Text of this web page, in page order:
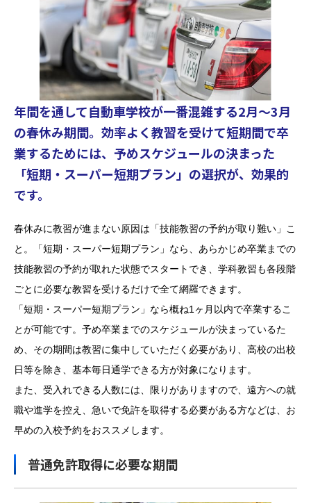
年間を通して自動車学校が一番混雑する2月〜3月
の春休み期間。効率よく教習を受けて短期間で卒
業するためには、予めスケジュールの決まった
「短期・スーパー短期プラン」の選択が、効果的
です。
春休みに教習が進まない原因は「技能教習の予約が取り難い」こ
と。「短期・スーパー短期プラン」なら、あらかじめ卒業までの
技能教習の予約が取れた状態でスタートでき、学科教習も各段階
ごとに必要な教習を受けるだけで全て網羅できます。
「短期・スーパー短期プラン」なら概ね1ヶ月以内で卒業するこ
とが可能です。予め卒業までのスケジュールが決まっているた
め、その期間は教習に集中していただく必要があり、高校の出校
日等を除き、基本毎日通学できる方が対象になります。
また、受入れできる人数には、限りがありますので、遠方への就
職や進学を控え、急いで免許を取得する必要がある方などは、お
早めの入校予約をおススメします。
普通免許取得に必要な期間